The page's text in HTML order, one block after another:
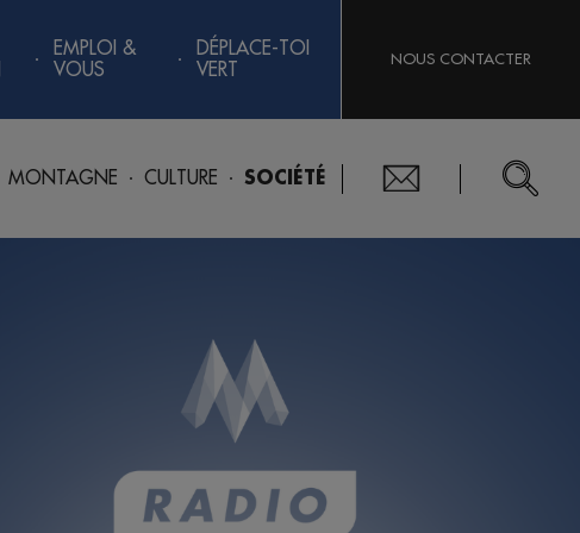
MONTAGNE CULTURE SOCIÉTÉ
EMPLOI &
VOUS
DÉPLACE-TOI
VERT
NOUS CONTACTER